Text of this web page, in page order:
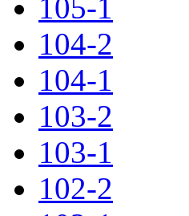
105-1
104-2
104-1
103-2
103-1
102-2